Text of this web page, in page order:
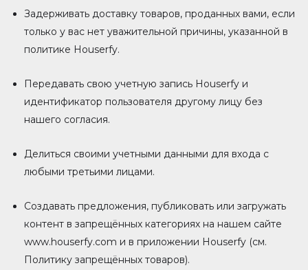
Задерживать доставку товаров, проданных вами, если
только у вас нет уважительной причины, указанной в
политике Houserfy.
Передавать свою учетную запись Houserfy и
идентификатор пользователя другому лицу без
нашего согласия.
Делиться своими учетными данными для входа с
любыми третьими лицами.
Создавать предложения, публиковать или загружать
контент в запрещённых категориях на нашем сайте
www.houserfy.com и в приложении Houserfy (см.
Политику запрещённых товаров).